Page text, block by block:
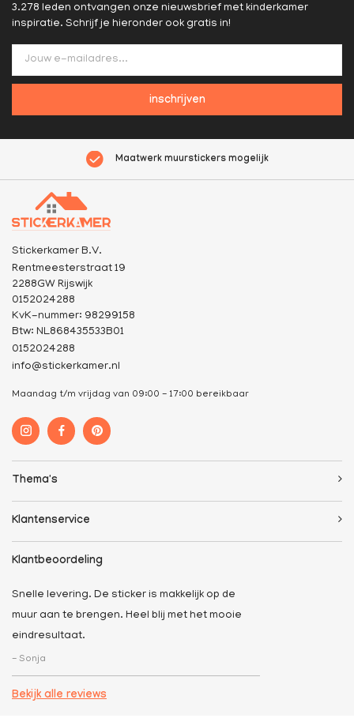
3.278 leden ontvangen onze nieuwsbrief met kinderkamer
inspiratie. Schrijf je hieronder ook gratis in!
inschrijven
Maatwerk muurstickers mogelijk
Stickerkamer B.V.
Rentmeesterstraat 19
2288GW Rijswijk
0152024288
KvK-nummer: 98299158
Btw: NL868435533B01
0152024288
info@stickerkamer.nl
Maandag t/m vrijdag van 09:00 - 17:00 bereikbaar
Thema's
Klantenservice
Klantbeoordeling
Snelle levering. De sticker is makkelijk op de
muur aan te brengen. Heel blij met het mooie
eindresultaat.
- Sonja
Bekijk alle reviews